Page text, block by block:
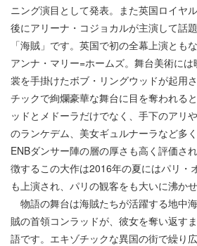
ニング演目として発表。また英国ロイヤ
後にアリーナ・コジョカルが主演して話
「海賊」です。英国で初の全幕上演とも
アンナ・マリー=ホームズ。舞台美術に
裳を手掛けたボブ・リングウッドが起用
チックで絢爛豪華な舞台に目を奪われる
ッドとメドーラだけでなく、手下のアリ
のランケデム、美女ギュルナーラなど多
ENBダンサー陣の層の厚さも高く評価さ
徴するこの大作は2016年の夏にはパリ・
も上演され、パリの観客をも大いに沸かせ
物語の舞台は海賊たちが活躍する地中
賊の首領コンラッドが、彼女を奪い返す
語です。エキゾチックな異国の街で繰り